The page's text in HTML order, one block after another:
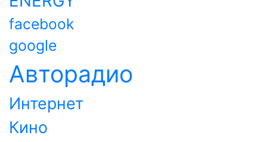
facebook
google
Авторадио
Интернет
Кино